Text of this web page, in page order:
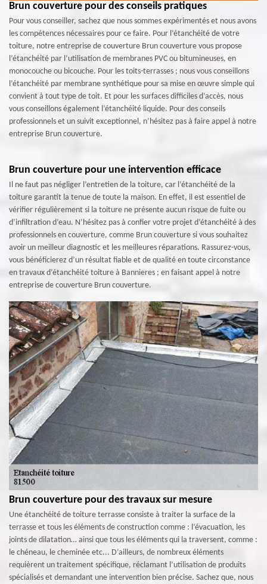
Brun couverture pour des conseils pratiques
Pour vous conseiller, sachez que nous sommes expérimentés et nous avons
les compétences nécessaires pour ce faire. Pour l’étanchéité de votre
toiture, notre entreprise de couverture Brun couverture vous propose
l’étanchéité par l’utilisation de membranes PVC ou bitumineuses, en
monocouche ou bicouche. Pour les toits-terrasses ; nous vous conseillons
l’étanchéité par membrane synthétique pour sa mise en œuvre simple qui
convient à tout type de toit. Et pour les surfaces difficiles d’accès, nous
vous conseillons également l’étanchéité liquide. Pour des conseils
professionnels et un suivit exceptionnel, n’hésitez pas à faire appel à notre
entreprise Brun couverture.
Brun couverture pour une intervention efficace
Il ne faut pas négliger l’entretien de la toiture, car l’étanchéité de la
toiture garantit la tenue de toute la maison. En effet, il est essentiel de
vérifier régulièrement si la toiture ne présente aucun risque de fuite ou
d’infiltration d’eau. N’hésitez pas à confier votre projet d’étanchéité à des
professionnels en couverture, comme Brun couverture si vous souhaitez
avoir un meilleur diagnostic et les meilleures réparations. Rassurez-vous,
vous bénéficierez d’un résultat fiable et de qualité en toute circonstance
en travaux d’étanchéité toiture à Bannieres ; en faisant appel à notre
entreprise de couverture Brun couverture.
Brun couverture pour des travaux sur mesure
Une étanchéité de toiture terrasse consiste à traiter la surface de la
terrasse et tous les éléments de construction comme : l’évacuation, les
joints de dilatation… ainsi que tous les éléments qui la traversent, comme :
le chéneau, le cheminée etc... D’ailleurs, de nombreux éléments
requièrent un traitement spécifique, réclamant l’utilisation de produits
spécialisés et demandant une intervention bien précise. Sachez que, nous